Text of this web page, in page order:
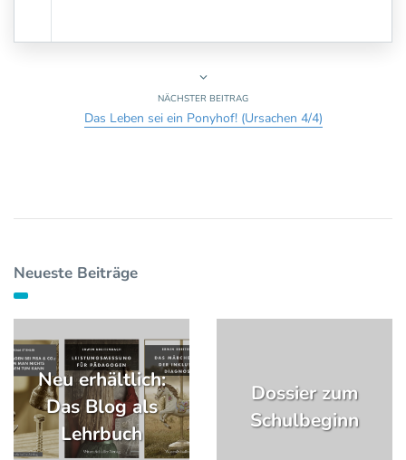
NÄCHSTER BEITRAG
Das Leben sei ein Ponyhof! (Ursachen 4/4)
Neueste Beiträge
Neu erhältlich:
Das Blog als
Lehrbuch
Dossier zum
Schulbeginn